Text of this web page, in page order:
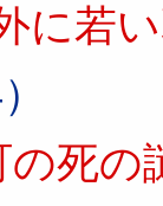
に若
の死の